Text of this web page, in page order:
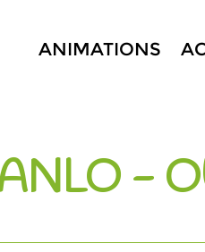
ANIMATIONS
-